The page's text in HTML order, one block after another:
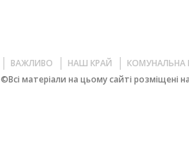
ВАЖЛИВО НАШ КРАЙ
КОМУНАЛЬНА
©Всі матеріали на цьому сайті розміщені